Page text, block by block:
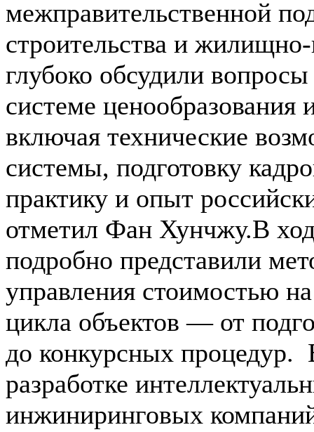
межправительственной
строительства и
глубоко обсудили
системе ценообразования
включая технические
системы, подготовку
практику и опыт
отметил Фан Хунчжу.В
подробно представили
управления стоимостью
цикла объектов — от
до конкурсных процедур.
разработке
инжиниринговых